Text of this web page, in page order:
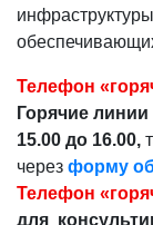
Телефон
Горячие
15.00 до 16.00,
через форму
Телефон
для